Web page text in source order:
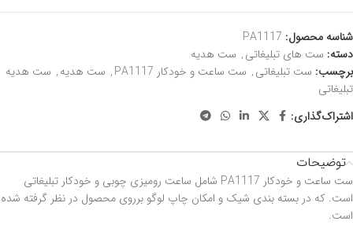
شناسه محصول: PA1117
دسته: ست های تبلیغاتی, ست هدیه
برچسب: ست تبلیغاتی, ست ساعت و خودکار PA1117 , ست هدیه, ست هدیه
تبلیغاتی
اشتراک‌گذاری:
توضیحات
ست ساعت و خودکار PA1117 شامل ساعت رومیزی چوبی و خودکار تبلیغاتی
است. که در بسته بندی شیک و امکان چاپ لوگو برروی محصول در نظر گرفته شده
است.